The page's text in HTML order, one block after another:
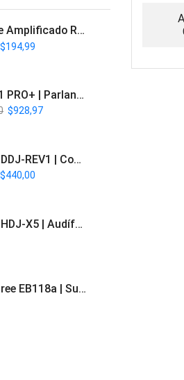
Parlante Amplificado Recargable BT | Italy Audio ITL-PRO11
$194,99
BOSE S1 PRO+ | Parlante Profesional PA Inalámbrico
$928,97
Pioneer DDJ-REV1 | Controlador DJ de 2 canales estilo Scratch
$440,00
Pioneer HDJ-X5 | Audífonos para DJ
Beta Three EB118a | Sub Bajo Activo